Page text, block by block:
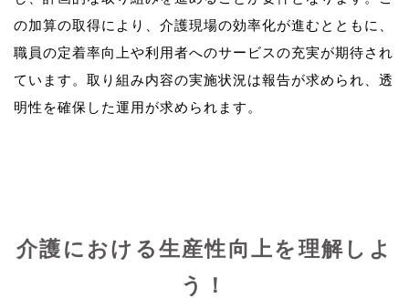
の加算の取得により、介護現場の効率化が進むとともに、
職員の定着率向上や利用者へのサービスの充実が期待され
ています。取り組み内容の実施状況は報告が求められ、透
介護における生産性向上を理解しよ
う！